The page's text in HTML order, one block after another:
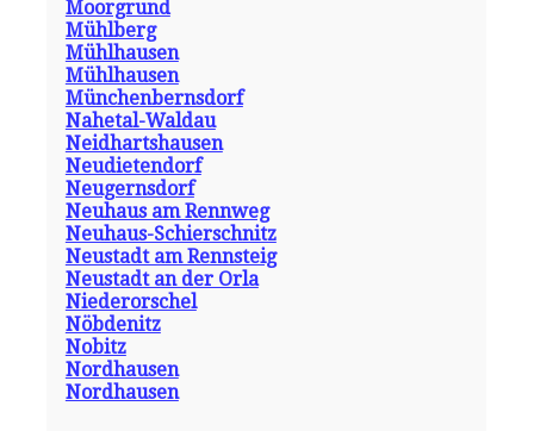
Moorgrund
Mühlberg
Mühlhausen
Mühlhausen
Münchenbernsdorf
Nahetal-Waldau
Neidhartshausen
Neudietendorf
Neugernsdorf
Neuhaus am Rennweg
Neuhaus-Schierschnitz
Neustadt am Rennsteig
Neustadt an der Orla
Niederorschel
Nöbdenitz
Nobitz
Nordhausen
Nordhausen